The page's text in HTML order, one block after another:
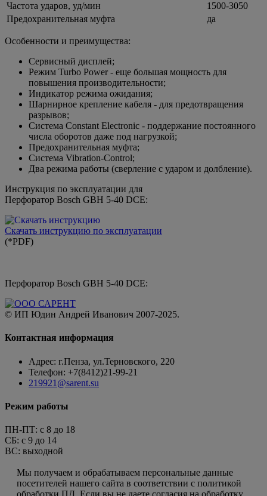
Частота ударов, уд/мин
1500-3050
Предохранительная муфта
да
Особенности и преимущества:
Сервисный дисплей;
Режим Turbo Power - еще большая мощность для
повышения производительности;
Индикатор режима ожидания;
Шарнирное крепление кабеля - для предотвращения
разрывов;
Система Constant Electronic - поддержание постоянного
числа оборотов даже под нагрузкой;
Предохранительная муфта;
Система Vibration-Control;
Два режима работы (сверление с ударом и долбление).
Инструкция по эксплуатации для
Перфоратор Bosch GBH 5-40 DCE:
Скачать инструкцию по эксплуатации
(*PDF)
Перфоратор Bosch GBH 5-40 DCE:
© ИП Юдин Андрей Иванович 2007-2025.
Контактная информация
Адрес: г.Пенза, ул.Терновского, 220
Телефон: +7(8412)21-99-21
219921@sarent.su
Режим работы
ПН-ПТ: c 8 до 18
СБ: с 9 до 14
ВС: выходной
Мы получаем и обрабатываем персональные данные
посетителей нашего сайта в соответствии с политикой